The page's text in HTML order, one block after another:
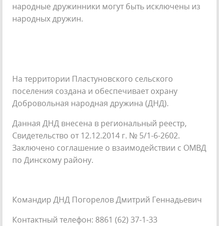
народные дружинники могут быть исключены из
народных дружин.
На территории Пластуновского сельского
поселения создана и обеспечивает охрану
Добровольная народная дружина (ДНД).
Данная ДНД внесена в региональный реестр,
Свидетельство от 12.12.2014 г. № 5/1-6-2602.
Заключено соглашение о взаимодействии с ОМВД
по Динскому району.
Командир ДНД Погорелов Дмитрий Геннадьевич
Контактный телефон: 8861 (62) 37-1-33